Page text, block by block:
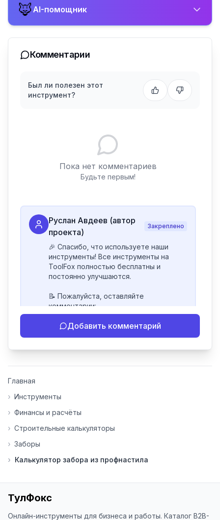
🦊AI-помощник
Комментарии
Был ли полезен этот
инструмент?
Пока нет комментариев
Будьте первым!
Руслан Авдеев (автор
проекта)
Закреплено
🎉 Спасибо, что используете наши
инструменты! Все инструменты на
ToolFox полностью бесплатны и
постоянно улучшаются.
📝 Пожалуйста, оставляйте
комментарии:
- Если инструмент работает
некорректно
инструменты нуждаются в доработке.
основе вашей обратной связи.
⭐ Если вам нравится ToolFox — буду
«Оценить сайт» в панели браузера).
наши инструменты!
Благодарю за доверие и
использование ToolFox! 🚀
Добавить комментарий
Главная
› Инструменты
› Финансы и расчёты
› Строительные калькуляторы
› Заборы
› Калькулятор забора из профнастила
ТулФокс
Онлайн-инструменты для бизнеса и работы. Каталог B2B-